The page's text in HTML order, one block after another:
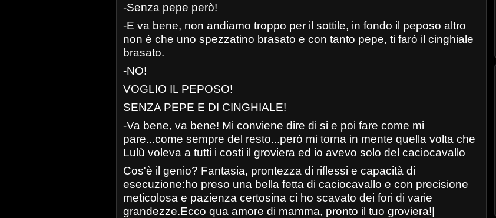
-Senza pepe però!
-E va bene, non andiamo troppo per il sottile, in fondo il peposo altro
non è che uno spezzatino brasato e con tanto pepe, ti farò il cinghiale
brasato.
-NO!
VOGLIO IL PEPOSO!
SENZA PEPE E DI CINGHIALE!
-Va bene, va bene! Mi conviene dire di si e poi fare come mi
pare...come sempre del resto...però mi torna in mente quella volta che
Lulù voleva a tutti i costi il groviera ed io avevo solo del caciocavallo
Cos'è il genio? Fantasia, prontezza di riflessi e capacità di
esecuzione:ho preso una bella fetta di caciocavallo e con precisione
meticolosa e pazienza certosina ci ho scavato dei fori di varie
grandezze.Ecco qua amore di mamma, pronto il tuo groviera!|